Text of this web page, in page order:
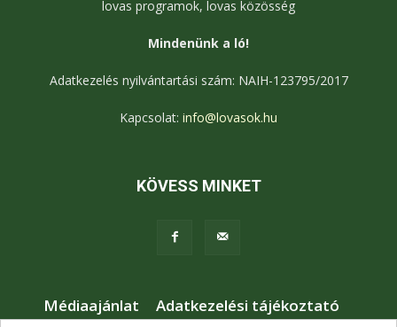
lovas programok, lovas közösség
Mindenünk a ló!
Adatkezelés nyilvántartási szám: NAIH-123795/2017
Kapcsolat: info@lovasok.hu
KÖVESS MINKET
Médiaajánlat
Adatkezelési tájékoztató